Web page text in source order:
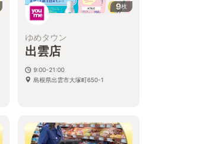
9枚
ゆめタウン
出雲店
9:00-21:00
島根県出雲市大塚町650-1